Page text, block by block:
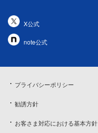
X公式
note公式
プライバシーポリシー
勧誘方針
お客さま対応における基本方針